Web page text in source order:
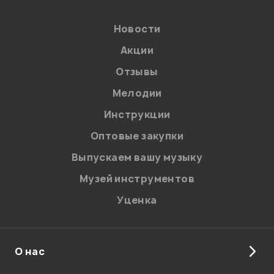
на обработку персональных данных в
Политикой в отношении обработки
персональных данных.
Введите проверочное число:
Отправить
Новости
Акции
Отзывы
Мелодии
Инструкции
Оптовые закупки
Выпускаем вашу музыку
Музей инструментов
Уценка
О нас